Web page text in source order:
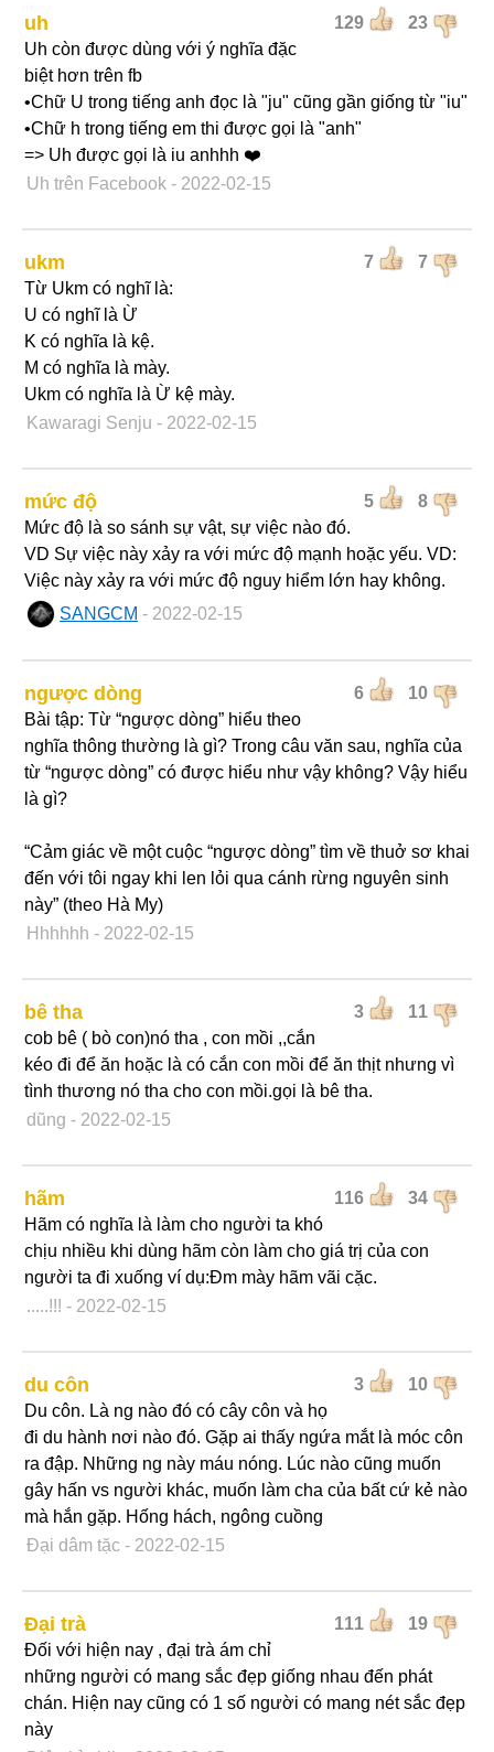
129 23
uh
Uh còn được dùng với ý nghĩa đặc
biệt hơn trên fb
•Chữ U trong tiếng anh đọc là "ju" cũng gần giống từ "iu"
•Chữ h trong tiếng em thi được gọi là "anh"
=> Uh được gọi là iu anhhh ❤️
Uh trên Facebook - 2022-02-15
7 7
ukm
Từ Ukm có nghĩ là:
U có nghĩ là Ừ
K có nghĩa là kệ.
M có nghĩa là mày.
Ukm có nghĩa là Ừ kệ mày.
Kawaragi Senju - 2022-02-15
5 8
mức độ
Mức độ là so sánh sự vật, sự việc nào đó.
VD Sự việc này xảy ra với mức độ mạnh hoặc yếu. VD:
Việc này xảy ra với mức độ nguy hiểm lớn hay không.
SANGCM - 2022-02-15
6 10
ngược dòng
Bài tập: Từ “ngược dòng” hiểu theo
nghĩa thông thường là gì? Trong câu văn sau, nghĩa của
từ “ngược dòng” có được hiểu như vậy không? Vậy hiểu
là gì?
“Cảm giác về một cuộc “ngược dòng” tìm về thuở sơ khai
đến với tôi ngay khi len lỏi qua cánh rừng nguyên sinh
này” (theo Hà My)
Hhhhhh - 2022-02-15
3 11
bê tha
cob bê ( bò con)nó tha , con mồi ,,cắn
kéo đi để ăn hoặc là có cắn con mồi để ăn thịt nhưng vì
tình thương nó tha cho con mồi.gọi là bê tha.
dũng - 2022-02-15
116 34
hãm
Hãm có nghĩa là làm cho người ta khó
chịu nhiều khi dùng hãm còn làm cho giá trị của con
người ta đi xuống ví dụ:Đm mày hãm vãi cặc.
.....!!! - 2022-02-15
3 10
du côn
Du côn. Là ng nào đó có cây côn và họ
đi du hành nơi nào đó. Gặp ai thấy ngứa mắt là móc côn
ra đập. Những ng này máu nóng. Lúc nào cũng muốn
gây hấn vs người khác, muốn làm cha của bất cứ kẻ nào
mà hắn gặp. Hống hách, ngông cuồng
Đại dâm tặc - 2022-02-15
111 19
Đại trà
Đối với hiện nay , đại trà ám chỉ
những người có mang sắc đẹp giống nhau đến phát
chán. Hiện nay cũng có 1 số người có mang nét sắc đẹp
này